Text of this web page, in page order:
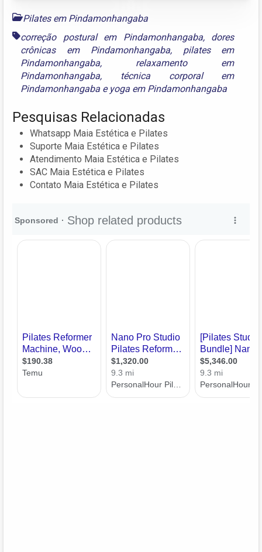
Pilates em Pindamonhangaba
correção postural em Pindamonhangaba, dores
crônicas em Pindamonhangaba, pilates em
Pindamonhangaba, relaxamento em
Pindamonhangaba,
técnica corporal em
Pindamonhangaba e yoga em Pindamonhangaba
Pesquisas Relacionadas
Whatsapp Maia Estética e Pilates
Suporte Maia Estética e Pilates
Atendimento Maia Estética e Pilates
SAC Maia Estética e Pilates
Contato Maia Estética e Pilates